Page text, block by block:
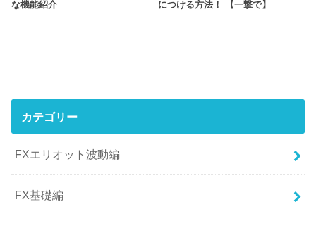
な機能紹介 につける方法！ 【一撃で】
カテゴリー
FXエリオット波動編
FX基礎編